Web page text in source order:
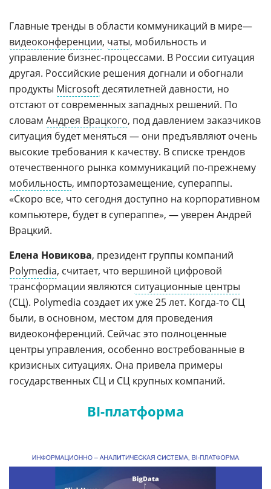
Главные тренды в области коммуникаций в мире—
видеоконференции, чаты, мобильность и
управление бизнес-процессами. В России ситуация
другая. Российские решения догнали и обогнали
продукты Microsoftдесятилетней давности, но
отстают от современных западных решений. По
словам Андрея Врацкого, под давлением заказчиков
ситуация будет меняться — они предъявляют очень
высокие требования к качеству. В списке трендов
отечественного рынка коммуникаций по-прежнему
мобильность, импортозамещение, супераппы.
«Скоро все, что сегодня доступно на корпоративном
компьютере, будет в супераппе», — уверен Андрей
Врацкий.
Елена Новикова, президент группы компаний
Polymedia, считает, что вершиной цифровой
трансформации являются ситуационные центры
(СЦ). Polymedia создает их уже 25 лет. Когда-то СЦ
были, в основном, местом для проведения
видеоконференций. Сейчас это полноценные
центры управления, особенно востребованные в
кризисных ситуациях. Она привела примеры
государственных СЦ и СЦ крупных компаний.
BI-платформа